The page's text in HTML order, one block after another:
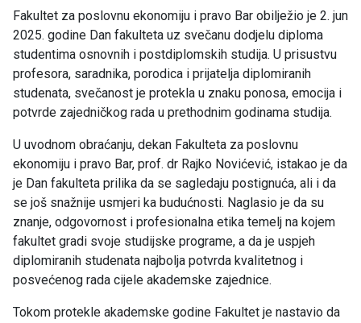
Fakultet za poslovnu ekonomiju i pravo Bar obilježio je 2. jun
2025. godine Dan fakulteta uz svečanu dodjelu diploma
studentima osnovnih i postdiplomskih studija. U prisustvu
profesora, saradnika, porodica i prijatelja diplomiranih
studenata, svečanost je protekla u znaku ponosa, emocija i
potvrde zajedničkog rada u prethodnim godinama studija.
U uvodnom obraćanju, dekan Fakulteta za poslovnu
ekonomiju i pravo Bar, prof. dr Rajko Novićević, istakao je da
je Dan fakulteta prilika da se sagledaju postignuća, ali i da
se još snažnije usmjeri ka budućnosti. Naglasio je da su
znanje, odgovornost i profesionalna etika temelj na kojem
fakultet gradi svoje studijske programe, a da je uspjeh
diplomiranih studenata najbolja potvrda kvalitetnog i
posvećenog rada cijele akademske zajednice.
Tokom protekle akademske godine Fakultet je nastavio da